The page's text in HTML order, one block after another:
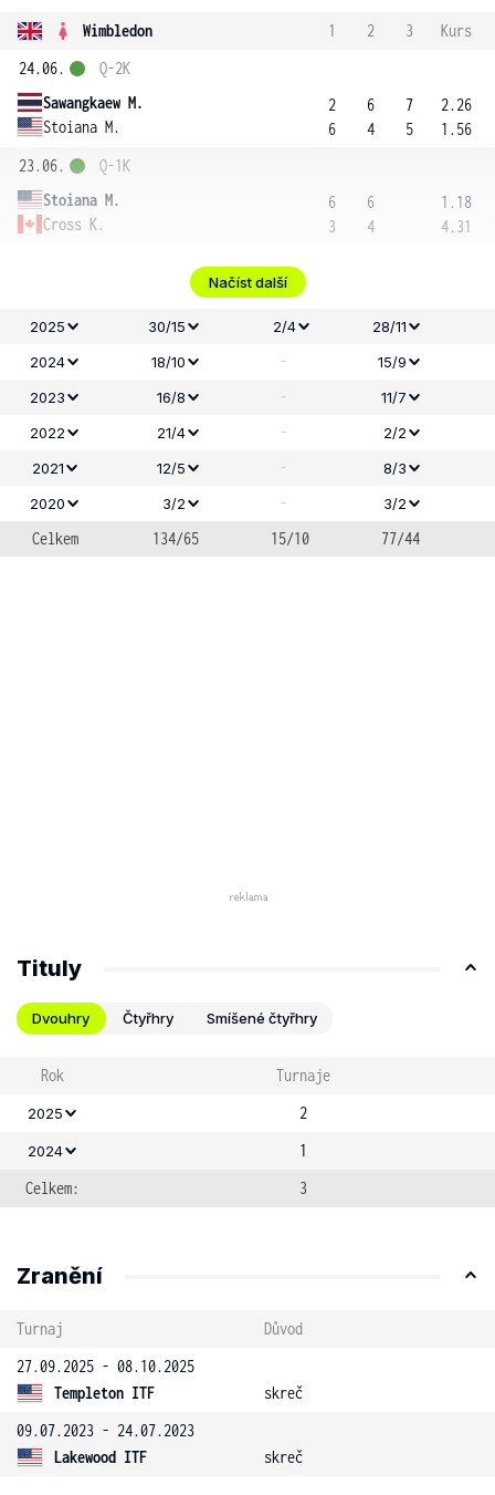
Wimbledon 1 2 3
Kurs
24.06.
Sawangkaew M.
Stoiana M.
Q-2K
2
6
6
4
7
5
2.26
1.56
23.06.
Stoiana M.
Cross K.
Q-1K
6
3
6
4
1.18
4.31
Načíst další
2025 30/15 2/4
28/11
2024
18/10 -
15/9
2023
16/8 -
11/7
2022
21/4 -
2/2
2021
12/5 -
8/3
2020
3/2 - 3/2
Celkem 134/65 15/10 77/44
Tituly
Dvouhry Čtyřhry Smíšené čtyřhry
Rok Turnaje
2025 2
2024
1
Celkem:
3
Zranění
Turnaj
Důvod
27.09.2025 - 08.10.2025
Templeton ITF
skreč
09.07.2023 - 24.07.2023
Lakewood ITF
skreč